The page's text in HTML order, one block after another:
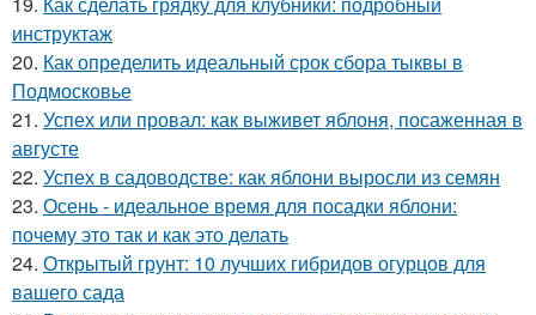
инструктаж
20. Как определить идеальный срок сбора тыквы в
Подмосковье
21. Успех или провал: как выживет яблоня, посаженная в
августе
22. Успех в садоводстве: как яблони выросли из семян
23. Осень - идеальное время для посадки яблони:
почему это так и как это делать
24. Открытый грунт: 10 лучших гибридов огурцов для
вашего сада